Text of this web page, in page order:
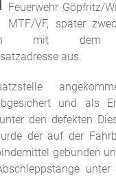
Feuerwehr Göpfritz/
MTF/VF, später
mit dem
aus.
und als
den defekten
der auf der
gebunden
unter